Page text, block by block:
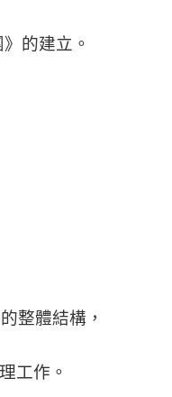
的建立。
整體結構，
工作。